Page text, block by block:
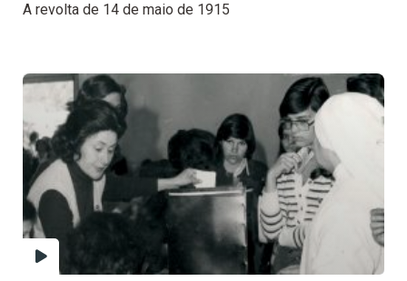
A revolta de 14 de maio de 1915